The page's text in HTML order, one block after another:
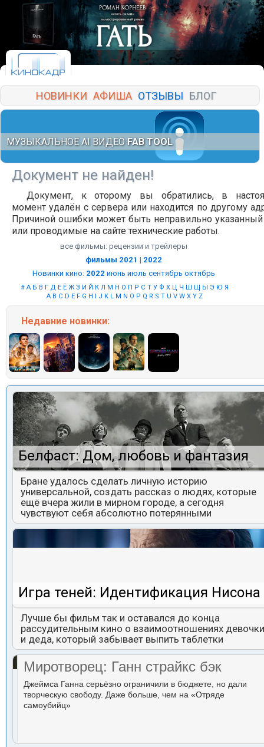
НОВИНКИ АФИША ОТЗЫВЫ БЛОГ
МУЗЫКАЛЬНОЕ AI ВИДЕО FAB TOOL
Документ не найден!
Документ, к оторому вы обратились, в
момент удалён с сервера или находится по другому
Причиной ошибки может быть неправильно указанный
или проводимые на сайте технические работы.
все фильмы: рецензии и трейлеры
фильмы 2021 | 2022
Новинки кино: 2022 июнь июль сентябрь октябрь
# А Б В Г Д Е Ё Ж З И Й К Л М Н О П Р С Т У Ф Х Ц Ч Ш Щ Ы Э Ю Я
A B C D E F G H I J K L M N O P Q R S T U V W X Y Z
Недавние новинки:
Белфаст: Дом, любовь и фантазия
Бране удалось сделать личную историю
универсальной, создать рассказ о людях, которые
ещё вчера жили в мирном городе, а сегодня
чувствуют себя абсолютно потерянными
Игра теней: Идентификация Нисона
Лучше бы фильм так и оставался до конца
рассудительным кино о взаимоотношениях девочки
и деда, который забывает выпить таблетки
Миротворец: Ганн страйкс бэк
Джеймса Ганна серьёзно ограничили в бюджете, но дали
творческую свободу. Даже больше, чем на «Отряде
самоубийц»